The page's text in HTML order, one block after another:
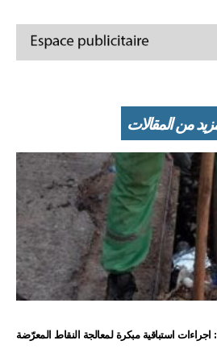
من المقالات
استباقية مبكرة لمعالجة النقاط المعرّضة